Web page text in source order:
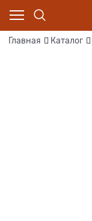
Главная Каталог